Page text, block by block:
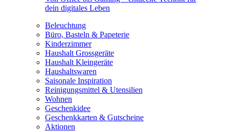
dein digitales Leben
Beleuchtung
Büro, Basteln & Papeterie
Kinderzimmer
Haushalt Grossgeräte
Haushalt Kleingeräte
Haushaltswaren
Saisonale Inspiration
Reinigungsmittel & Utensilien
Wohnen
Geschenkidee
Geschenkkarten & Gutscheine
Aktionen